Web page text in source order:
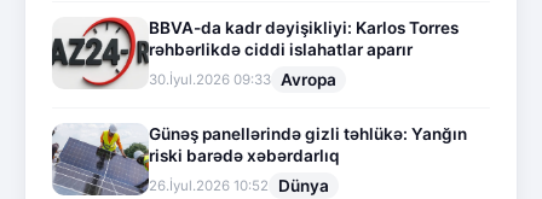
BBVA-da kadr dəyişikliyi: Karlos Torres
rəhbərlikdə ciddi islahatlar aparır
30.İyul.2026 09:33 Avropa
Günəş panellərində gizli təhlükə: Yanğın
riski barədə xəbərdarlıq
26.İyul.2026 10:52 Dünya